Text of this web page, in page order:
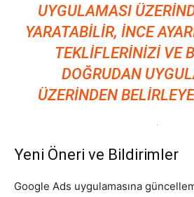
UYGULAMASI
YARATABILIR, INCE
TEKLIFLERINIZI VE
DOĞRUDAN
ÜZERINDEN
Yeni Öneri ve Bildirimler
Google Ads uygulamasına